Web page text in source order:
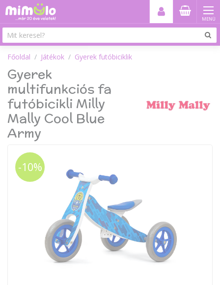
MENÜ
Főoldal Játékok Gyerek futóbiciklik
Gyerek
multifunkciós fa
futóbicikli Milly
Mally Cool Blue
Army
-10%